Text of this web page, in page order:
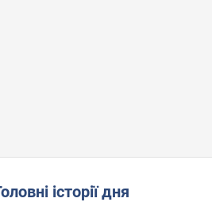
Головні історії дня